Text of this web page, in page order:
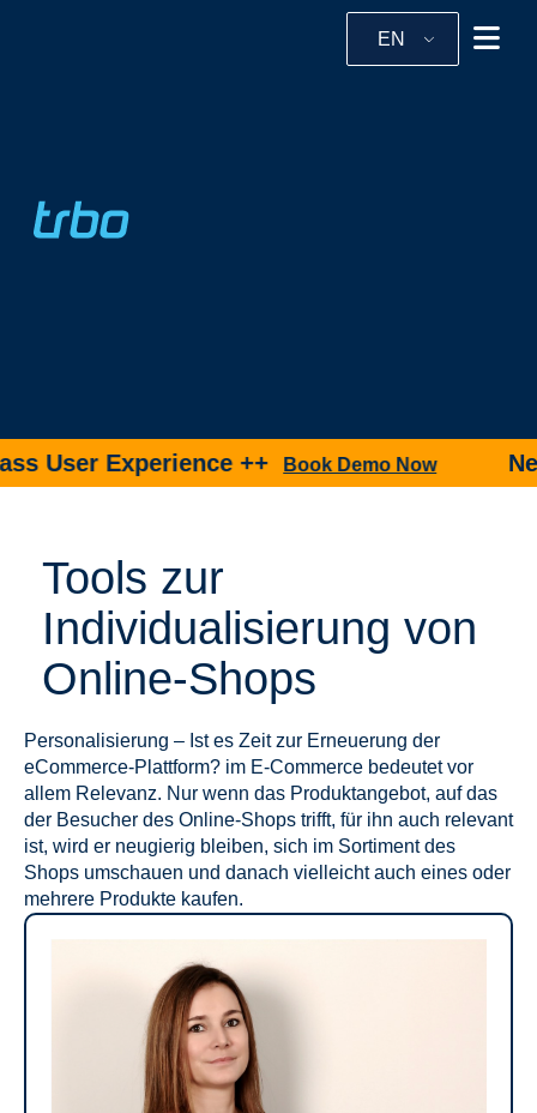
EN
Experience ++Book Demo Now
Tools zur
Individualisierung von
Online-Shops
Personalisierung – Ist es Zeit zur Erneuerung der
eCommerce-Plattform? im E-Commerce bedeutet vor
allem Relevanz. Nur wenn das Produktangebot, auf das
der B­esucher des Online-Shops trifft, für ihn auch relevant
ist, wird er neugierig bleiben, sich im Sortiment des
Shops umschauen und danach vielleicht auch eines oder
mehrere Produkte kaufen.